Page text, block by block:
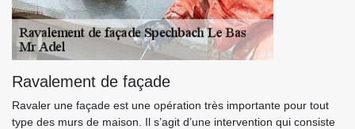
Ravalement de façade
Ravaler une façade est une opération très importante pour tout
type des murs de maison. Il s’agit d’une intervention qui consiste